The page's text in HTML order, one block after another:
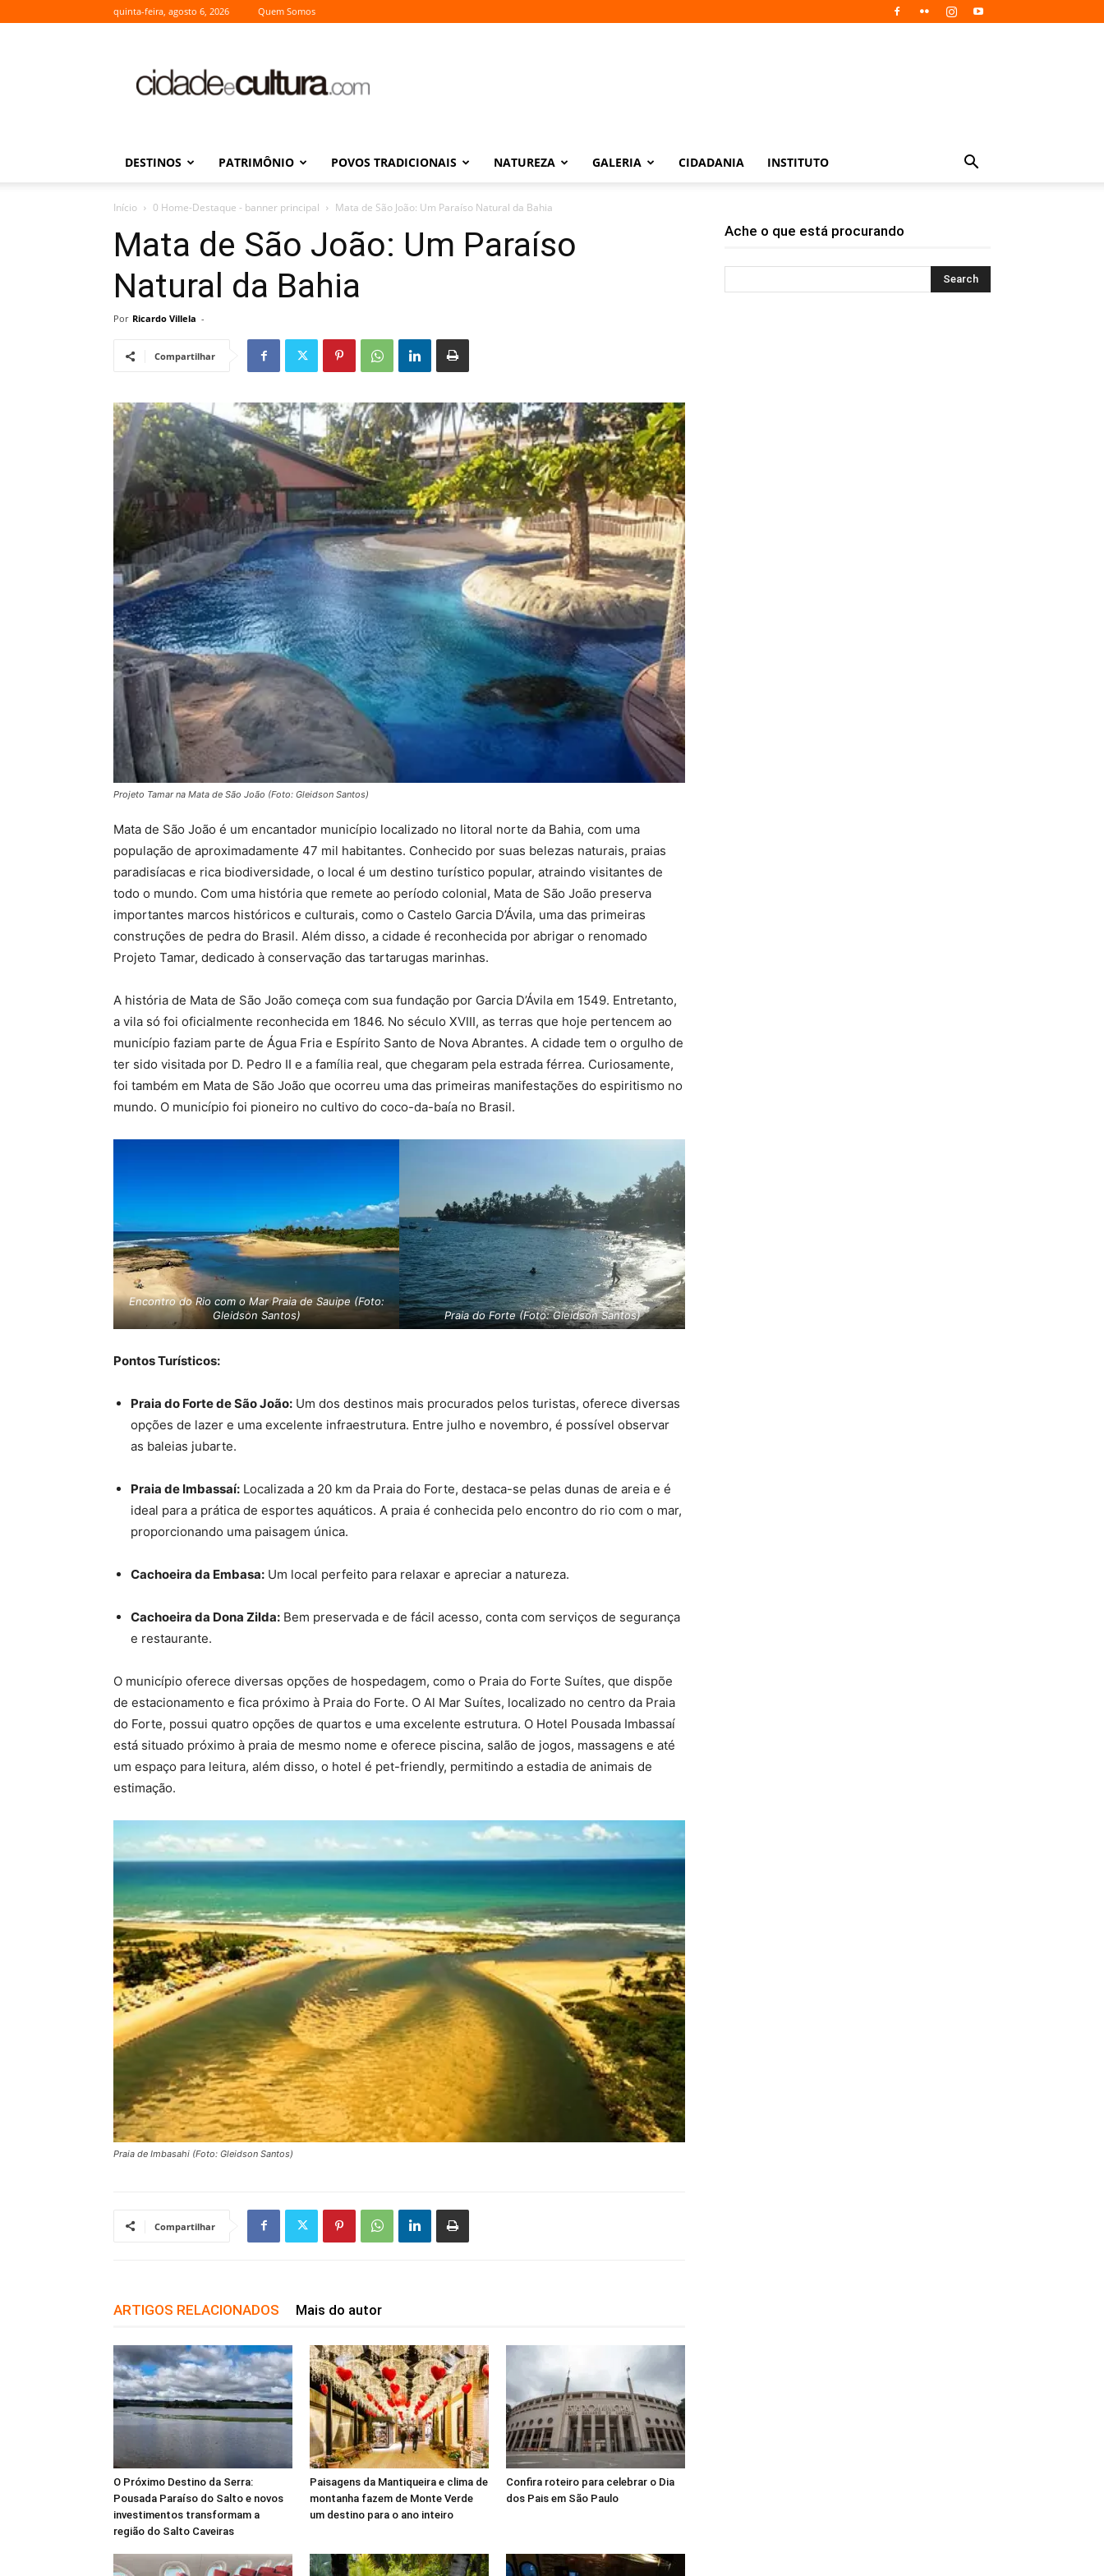
quinta-feira, agosto 6, 2026 Quem Somos
Cultura
DESTINOS PATRIMÔNIO POVOS TRADICIONAIS NATUREZA GALERIA CIDADANIA INSTITUTO
Início 0 Home-Destaque - banner principal Mata de São João: Um Paraíso Natural da Bahia
Mata de São João: Um Paraíso
Natural da Bahia
Por Ricardo Villela -
Compartilhar
Projeto Tamar na Mata de São João (Foto: Gleidson Santos)
Mata de São João é um encantador município localizado no litoral norte da Bahia, com uma
população de aproximadamente 47 mil habitantes. Conhecido por suas belezas naturais, praias
paradisíacas e rica biodiversidade, o local é um destino turístico popular, atraindo visitantes de
todo o mundo. Com uma história que remete ao período colonial, Mata de São João preserva
importantes marcos históricos e culturais, como o Castelo Garcia D’Ávila, uma das primeiras
construções de pedra do Brasil. Além disso, a cidade é reconhecida por abrigar o renomado
Projeto Tamar, dedicado à conservação das tartarugas marinhas.
A história de Mata de São João começa com sua fundação por Garcia D’Ávila em 1549. Entretanto,
a vila só foi oficialmente reconhecida em 1846. No século XVIII, as terras que hoje pertencem ao
município faziam parte de Água Fria e Espírito Santo de Nova Abrantes. A cidade tem o orgulho de
ter sido visitada por D. Pedro II e a família real, que chegaram pela estrada férrea. Curiosamente,
foi também em Mata de São João que ocorreu uma das primeiras manifestações do espiritismo no
mundo. O município foi pioneiro no cultivo do coco-da-baía no Brasil.
Encontro do Rio com o Mar Praia de Sauipe (Foto:
Gleidson Santos)
Praia do Forte (Foto: Gleidson Santos)
Pontos Turísticos:
Praia do Forte de São João: Um dos destinos mais procurados pelos turistas, oferece diversas
opções de lazer e uma excelente infraestrutura. Entre julho e novembro, é possível observar
as baleias jubarte.
Praia de Imbassaí: Localizada a 20 km da Praia do Forte, destaca-se pelas dunas de areia e é
ideal para a prática de esportes aquáticos. A praia é conhecida pelo encontro do rio com o mar,
proporcionando uma paisagem única.
Cachoeira da Embasa: Um local perfeito para relaxar e apreciar a natureza.
Cachoeira da Dona Zilda: Bem preservada e de fácil acesso, conta com serviços de segurança
e restaurante.
O município oferece diversas opções de hospedagem, como o Praia do Forte Suítes, que dispõe
de estacionamento e fica próximo à Praia do Forte. O Al Mar Suítes, localizado no centro da Praia
do Forte, possui quatro opções de quartos e uma excelente estrutura. O Hotel Pousada Imbassaí
está situado próximo à praia de mesmo nome e oferece piscina, salão de jogos, massagens e até
um espaço para leitura, além disso, o hotel é pet-friendly, permitindo a estadia de animais de
estimação.
Praia de Imbasahi (Foto: Gleidson Santos)
Compartilhar
ARTIGOS RELACIONADOS Mais do autor
O Próximo Destino da Serra:
Pousada Paraíso do Salto e novos
investimentos transformam a
região do Salto Caveiras
Paisagens da Mantiqueira e clima de
montanha fazem de Monte Verde
um destino para o ano inteiro
Confira roteiro para celebrar o Dia
dos Pais em São Paulo
Ache o que está procurando